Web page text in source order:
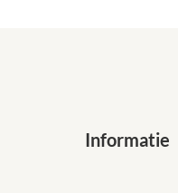
Informatie